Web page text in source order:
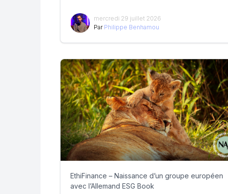
mercredi 29 juillet 2026
Par Philippe Benhamou
EthiFinance – Naissance d’un groupe européen
avec l’Allemand ESG Book